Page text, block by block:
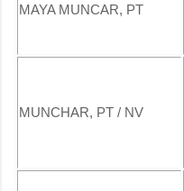
MAYA MUNCAR, PT
MUNCHAR, PT / NV